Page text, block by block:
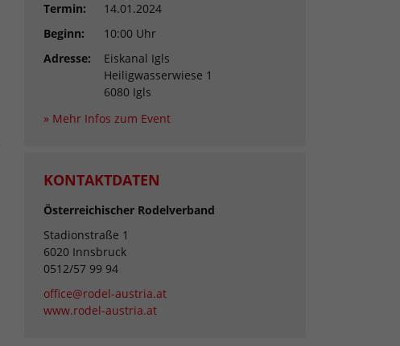
Termin:
14.01.2024
Beginn:
10:00 Uhr
Adresse:
Eiskanal Igls
Heiligwasserwiese 1
6080 Igls
» Mehr Infos zum Event
KONTAKTDATEN
Österreichischer Rodelverband
Stadionstraße 1
6020 Innsbruck
0512/57 99 94
office@rodel-austria.at
www.rodel-austria.at